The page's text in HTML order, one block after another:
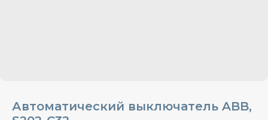
Автоматический выключатель ABB,